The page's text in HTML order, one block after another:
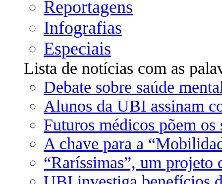
Reportagens
Infografias
Especiais
Lista de notícias com as
Debate sobre saúde
Alunos da UBI assinam
Futuros médicos põem os
A chave para a
“Raríssimas”, um projeto